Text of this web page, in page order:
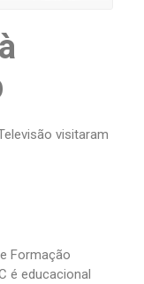
visitaram
Formação
é educacional